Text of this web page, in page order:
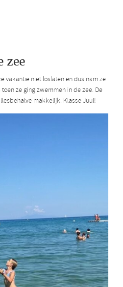
zee
vakantie niet loslaten en dus nam ze
ze ging zwemmen in de zee. De
makkelijk. Klasse Juul!